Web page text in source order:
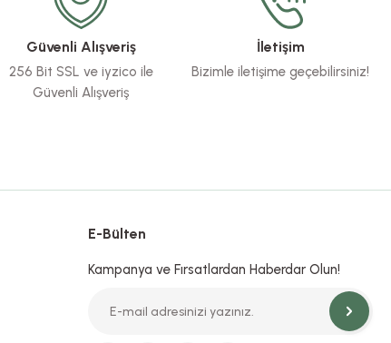
Güvenli Alışveriş
256 Bit SSL ve iyzico ile
Güvenli Alışveriş
İletişim
Bizimle iletişime geçebilirsiniz!
E-Bülten
Kampanya ve Fırsatlardan Haberdar Olun!